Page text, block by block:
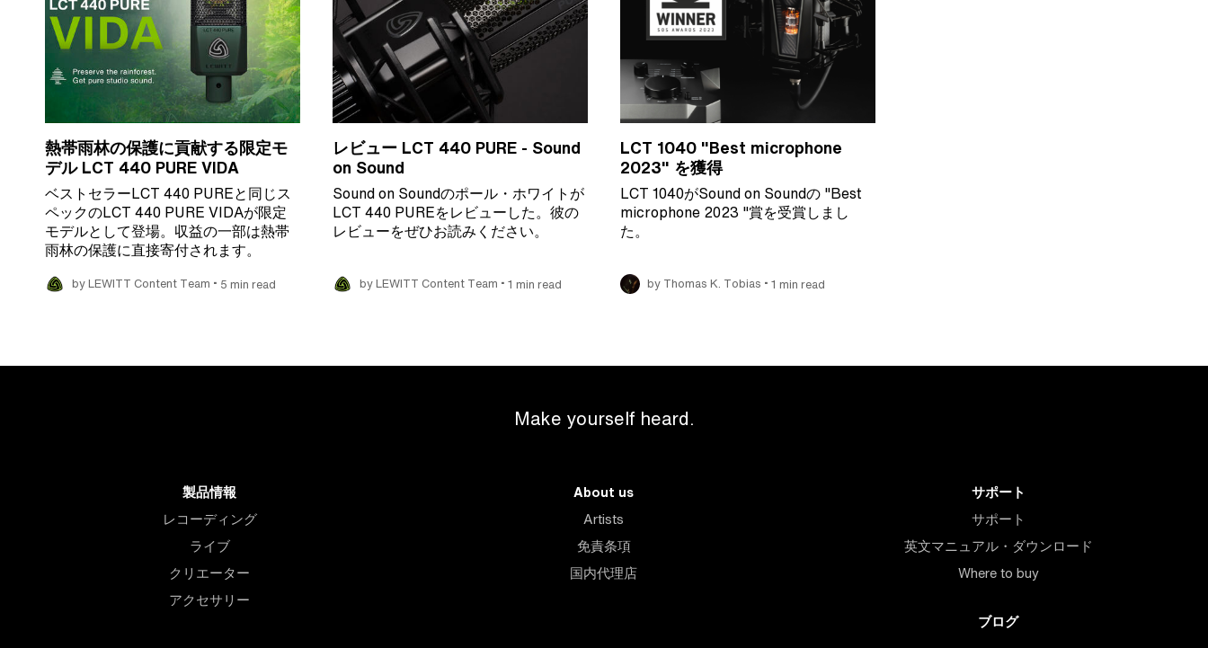
熱帯雨林の保護に貢献する限定モ
デル LCT 440 PURE VIDA
ベストセラーLCT 440 PUREと同じス
ペックのLCT 440 PURE VIDAが限定
モデルとして登場。収益の一部は熱帯
雨林の保護に直接寄付されます。
by LEWITT Content Team • 5 min read
レビュー LCT 440 PURE - Sound
on Sound
Sound on Soundのポール・ホワイトが
LCT 440 PUREをレビューした。彼の
レビューをぜひお読みください。
by LEWITT Content Team • 1 min read
LCT 1040 "Best microphone
2023" を獲得
LCT 1040がSound on Soundの "Best
microphone 2023 "賞を受賞しまし
た。
by Thomas K. Tobias • 1 min read
Make yourself heard.
製品情報
レコーディング
ライブ
クリエーター
アクセサリー
About us
Artists
免責条項
国内代理店
サポート
サポート
英文マニュアル・ダウンロード
Where to buy
ブログ